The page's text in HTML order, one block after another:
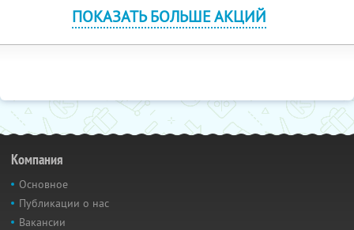
ПОКАЗАТЬ БОЛЬШЕ АКЦИЙ
Компания
Основное
Публикации о нас
Вакансии